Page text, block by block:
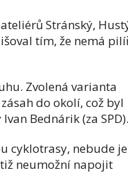
Stránský,
tím, že nemá
Zvolená varianta
do okolí, což byl
Bednárik (za SPD).
cyklotrasy, nebude je
neumožní napojit